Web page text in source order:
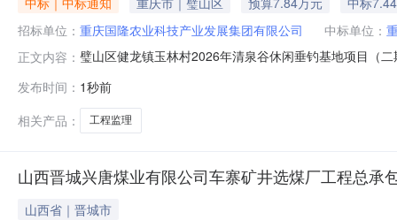
招标单位： 重庆国隆农业科技产业发展集团有限公司 中标单位：
正文内容： 璧山区健龙镇玉林村2026年清泉谷休闲垂钓基地项目（
￥1.00元至￥78,400.00元金额说明:（一）采购最高限
但不限于
发布时间： 1秒前
相关产品：
工程监理
山西晋城兴唐煤业有限公司车寨矿井选煤厂工程总承
山西省｜晋城市